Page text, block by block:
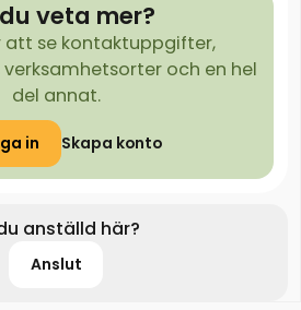
veta mer?
att se kontaktuppgifter,
verksamhetsorter och en hel
del annat.
in Skapa konto
anställd här?
Anslut